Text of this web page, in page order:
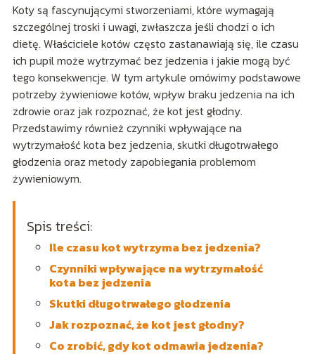
Koty są fascynującymi stworzeniami, które wymagają
szczególnej troski i uwagi, zwłaszcza jeśli chodzi o ich
dietę. Właściciele kotów często zastanawiają się, ile czasu
ich pupil może wytrzymać bez jedzenia i jakie mogą być
tego konsekwencje. W tym artykule omówimy podstawowe
potrzeby żywieniowe kotów, wpływ braku jedzenia na ich
zdrowie oraz jak rozpoznać, że kot jest głodny.
Przedstawimy również czynniki wpływające na
wytrzymałość kota bez jedzenia, skutki długotrwałego
głodzenia oraz metody zapobiegania problemom
żywieniowym.
Spis treści:
Ile czasu kot wytrzyma bez jedzenia?
Czynniki wpływające na wytrzymałość
kota bez jedzenia
Skutki długotrwałego głodzenia
Jak rozpoznać, że kot jest głodny?
Co zrobić, gdy kot odmawia jedzenia?